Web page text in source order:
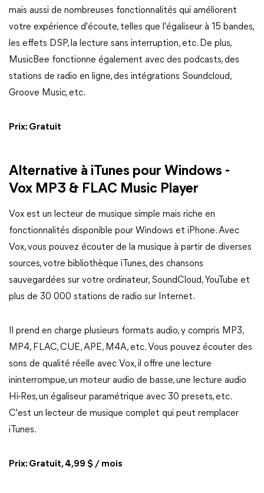
mais aussi de nombreuses fonctionnalités qui améliorent
votre expérience d'écoute, telles que l'égaliseur à 15 bandes,
les effets DSP, la lecture sans interruption, etc. De plus,
MusicBee fonctionne également avec des podcasts, des
stations de radio en ligne, des intégrations Soundcloud,
Groove Music, etc.
Prix: Gratuit
Alternative à iTunes pour Windows -
Vox MP3 & FLAC Music Player
Vox est un lecteur de musique simple mais riche en
fonctionnalités disponible pour Windows et iPhone. Avec
Vox, vous pouvez écouter de la musique à partir de diverses
sources, votre bibliothèque iTunes, des chansons
sauvegardées sur votre ordinateur, SoundCloud, YouTube et
plus de 30 000 stations de radio sur Internet.
Il prend en charge plusieurs formats audio, y compris MP3,
MP4, FLAC, CUE, APE, M4A, etc. Vous pouvez écouter des
sons de qualité réelle avec Vox, il offre une lecture
ininterrompue, un moteur audio de basse, une lecture audio
Hi-Res, un égaliseur paramétrique avec 30 presets, etc.
C'est un lecteur de musique complet qui peut remplacer
iTunes.
Prix: Gratuit, 4,99 $ / mois